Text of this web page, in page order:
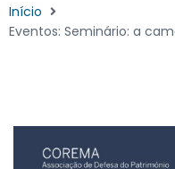
Início
Eventos: Seminário: a